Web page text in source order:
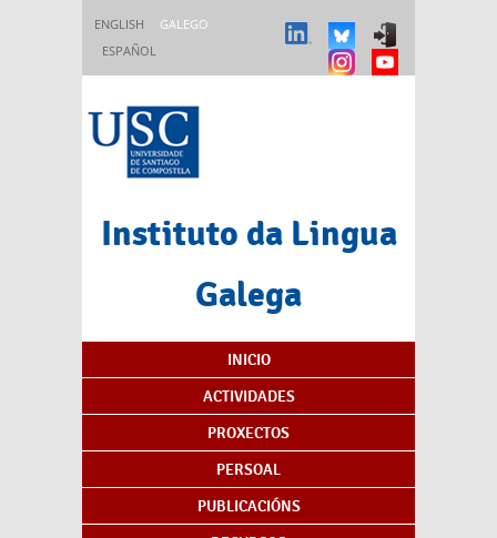
ENGLISH
GALEGO
ESPAÑOL
Instituto da Lingua
Galega
Índice de contidos
INICIO
ACTIVIDADES
PROXECTOS
PERSOAL
PUBLICACIÓNS